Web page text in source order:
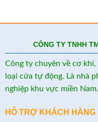
CÔNG TY TNHH
Công ty chuyên về cơ
loại cửa tự động. Là nhà
nghiệp khu vực miền Nam.
HỖ TRỢ KHÁCH HÀNG